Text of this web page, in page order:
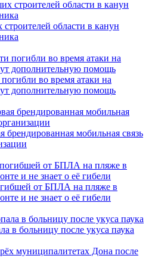
области в канун
во время атаки на
дополнительную помощь
брендированная мобильная связь
от БПЛА на пляже в
и не знает о её гибели
в больницу после укуса паука